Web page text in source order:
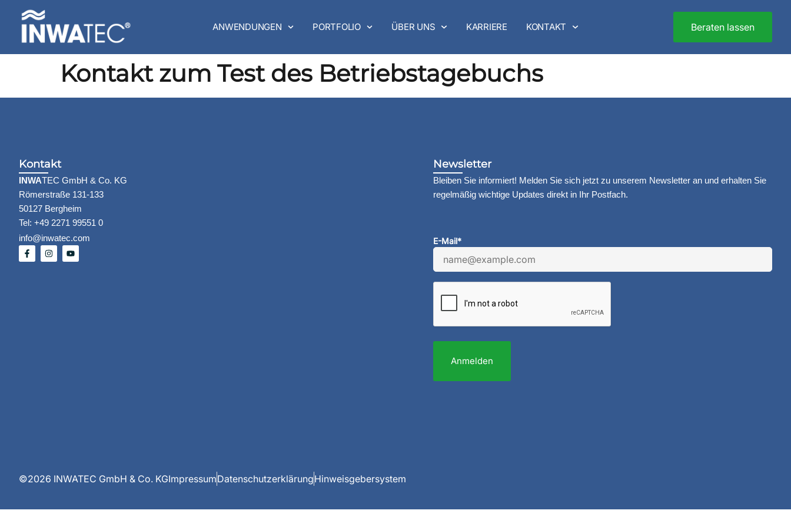
ANWENDUNGEN PORTFOLIO ÜBER UNS KARRIERE KONTAKT Beraten lassen
Kontakt zum Test des Betriebstagebuchs
Kontakt
INWATEC GmbH & Co. KG
Römerstraße 131-133
50127 Bergheim
Tel: +49 2271 99551 0
info@inwatec.com
Newsletter
Bleiben Sie informiert! Melden Sie sich jetzt zu unserem Newsletter an und erhalten Sie
regelmäßig wichtige Updates direkt in Ihr Postfach.
E-Mail*
Anmelden
©2026 INWATEC GmbH & Co. KGImpressumDatenschutzerklärungHinweisgebersystem